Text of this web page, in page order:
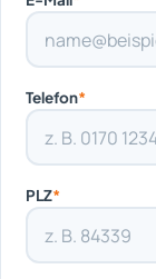
Telefon*
PLZ*